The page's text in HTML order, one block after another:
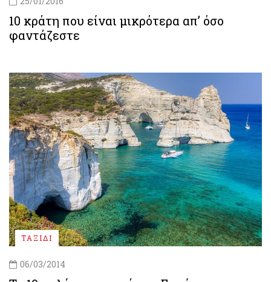
10 κράτη που είναι μικρότερα απ’ όσο
φαντάζεστε
ΤΑΞΙΔΙ
06/03/2014